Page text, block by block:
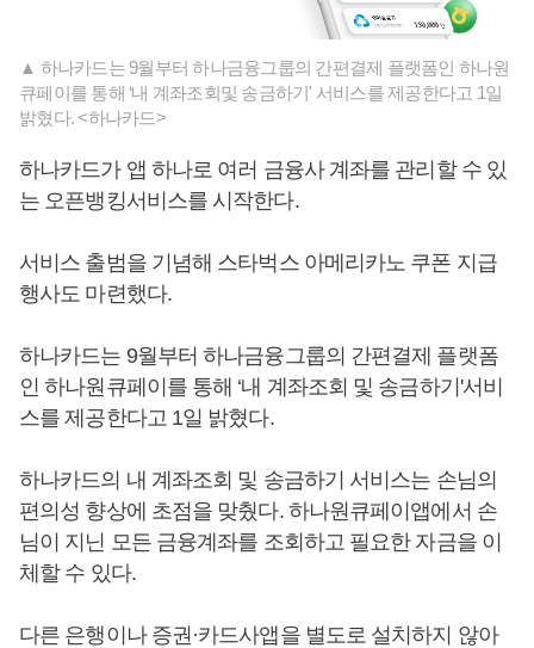
▲ 하나카드는 9월부터 하나금융그룹의 간편결제 플랫폼인 하나원
큐페이를 통해 ‘내 계좌조회및 송금하기' 서비스를 제공한다고 1일
밝혔다. <하나카드>
하나카드가 앱 하나로 여러 금융사 계좌를 관리할 수 있
는 오픈뱅킹서비스를 시작한다.
서비스 출범을 기념해 스타벅스 아메리카노 쿠폰 지급
행사도 마련했다.
하나카드는 9월부터 하나금융그룹의 간편결제 플랫폼
인 하나원큐페이를 통해 ‘내 계좌조회 및 송금하기'서비
스를 제공한다고 1일 밝혔다.
하나카드의 내 계좌조회 및 송금하기 서비스는 손님의
편의성 향상에 초점을 맞췄다. 하나원큐페이앱에서 손
님이 지닌 모든 금융계좌를 조회하고 필요한 자금을 이
체할 수 있다.
다른 은행이나 증권·카드사앱을 별도로 설치하지 않아